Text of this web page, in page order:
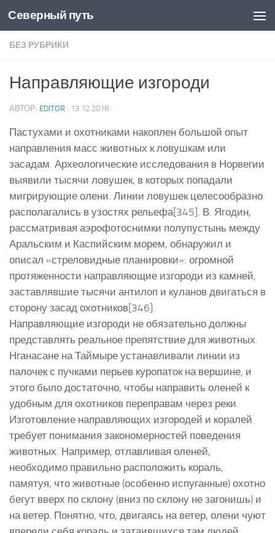
Skip to content
Северный путь
БЕЗ РУБРИКИ
Направляющие изгороди
АВТОР: EDITOR · 13.12.2018
Пастухами и охотниками накоплен большой опыт
направления масс животных к ловушкам или
засадам. Археологические исследования в Норвегии
выявили тысячи ловушек, в которых попадали
мигрирующие олени. Линии ловушек целесообразно
располагались в узостях рельефа[345]. В. Ягодин,
рассматривая аэрофотоснимки полупустынь между
Аральским и Каспийским морем, обнаружил и
описал «стреловидные планировки»: огромной
протяженности направляющие изгороди из камней,
заставлявшие тысячи антилоп и куланов двигаться в
сторону засад охотников[346].
Направляющие изгороди не обязательно должны
представлять реальное препятствие для животных.
Нганасане на Таймыре устанавливали линии из
палочек с пучками перьев куропаток на вершине, и
этого было достаточно, чтобы направить оленей к
удобным для охотников переправам через реки.
Изготовление направляющих изгородей и коралей
требует понимания закономерностей поведения
животных. Например, отлавливая оленей,
необходимо правильно расположить кораль,
памятуя, что животные (особенно испуганные) охотно
бегут вверх по склону (вниз по склону не загонишь) и
на ветер. Понятно, что, двигаясь на ветер, олени чуют